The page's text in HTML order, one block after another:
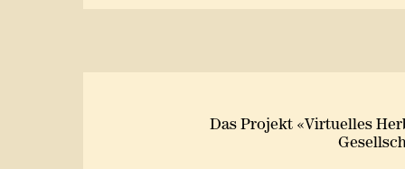
Das Projekt «Virtuelles